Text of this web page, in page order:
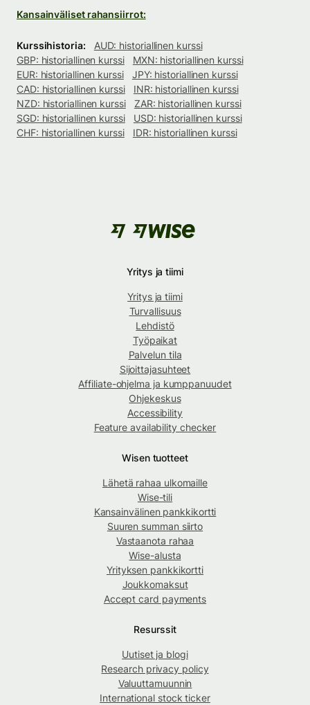
Kansainväliset rahansiirrot:
Kurssihistoria:
AUD: historiallinen kurssi
GBP: historiallinen kurssi
MXN: historiallinen kurssi
EUR: historiallinen kurssi
JPY: historiallinen kurssi
CAD: historiallinen kurssi
INR: historiallinen kurssi
NZD: historiallinen kurssi
ZAR: historiallinen kurssi
SGD: historiallinen kurssi
USD: historiallinen kurssi
CHF: historiallinen kurssi
IDR: historiallinen kurssi
Yritys ja tiimi
Yritys ja tiimi
Turvallisuus
Lehdistö
Työpaikat
Palvelun tila
Sijoittajasuhteet
Affiliate-ohjelma ja kumppanuudet
Ohjekeskus
Accessibility
Feature availability checker
Wisen tuotteet
Lähetä rahaa ulkomaille
Wise-tili
Kansainvälinen pankkikortti
Suuren summan siirto
Vastaanota rahaa
Wise-alusta
Yrityksen pankkikortti
Joukkomaksut
Accept card payments
Resurssit
Uutiset ja blogi
Research privacy policy
Valuuttamuunnin
International stock ticker